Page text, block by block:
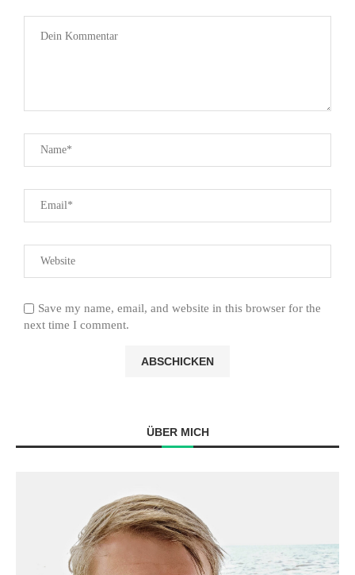
Save my name, email, and website in this browser for the
next time I comment.
ÜBER MICH